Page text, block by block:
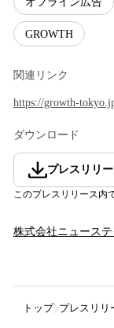
GROWTH
関連リンク
https://growth-
ダウンロード
プレスリリ
このプレスリリース内
株式会社ニュース
トップ プレスリリ